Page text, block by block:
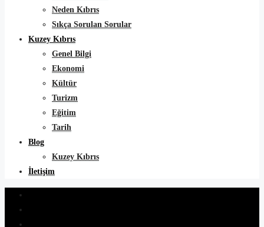
Neden Kıbrıs
Sıkça Sorulan Sorular
Kuzey Kıbrıs
Genel Bilgi
Ekonomi
Kültür
Turizm
Eğitim
Tarih
Blog
Kuzey Kıbrıs
İletişim